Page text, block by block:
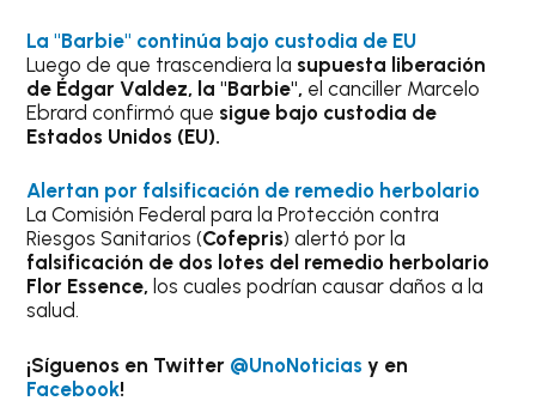
La "Barbie" continúa bajo custodia de EU
Luego de que trascendiera la supuesta liberación
de Édgar Valdez, la "Barbie", el canciller Marcelo
Ebrard confirmó que sigue bajo custodia de
Estados Unidos (EU).
Alertan por falsificación de remedio herbolario
La Comisión Federal para la Protección contra
Riesgos Sanitarios (Cofepris) alertó por la
falsificación de dos lotes del remedio herbolario
Flor Essence, los cuales podrían causar daños a la
salud.
¡Síguenos en Twitter @UnoNoticias y en
Facebook!